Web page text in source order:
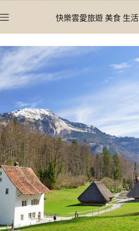
至
內
容
快樂雲愛旅遊 美食 生活